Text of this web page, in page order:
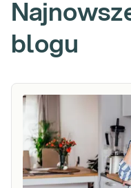
blogu